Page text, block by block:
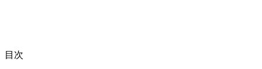
目次